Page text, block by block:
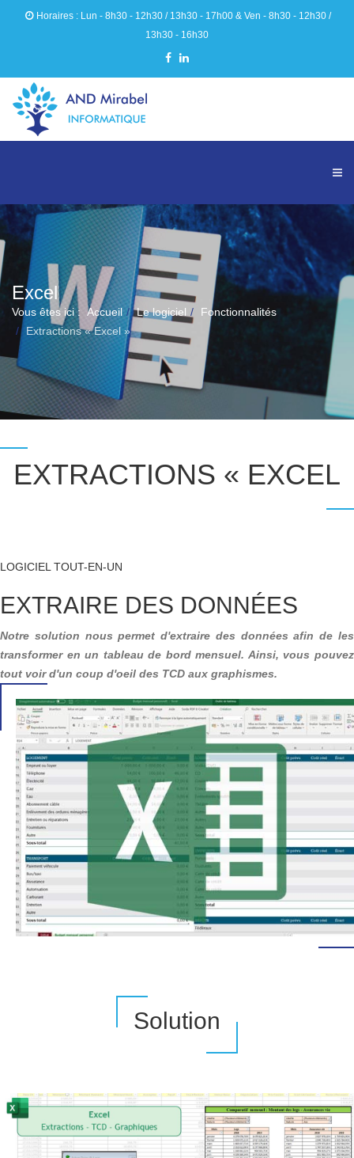
Horaires : Lun - 8h30 - 12h30 / 13h30 - 17h00 & Ven - 8h30 - 12h30 /
13h30 - 16h30
Excel
Vous êtes ici : Accueil Le logiciel
Fonctionnalités
Extractions « Excel »
EXTRACTIONS « EXCEL
LOGICIEL TOUT-EN-UN
EXTRAIRE DES DONNÉES
Notre solution nous permet d'extraire des données afin de les
transformer en un tableau de bord mensuel. Ainsi, vous pouvez
tout voir d'un coup d'oeil des TCD aux graphismes.
Solution